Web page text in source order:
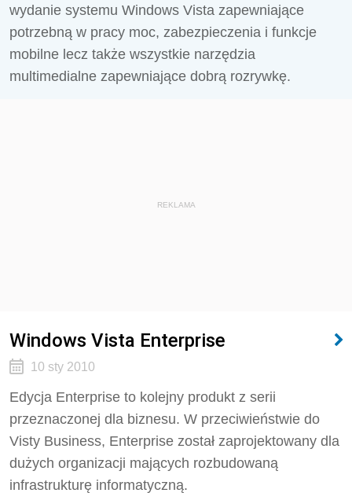
wydanie systemu Windows Vista zapewniające
potrzebną w pracy moc, zabezpieczenia i funkcje
mobilne lecz także wszystkie narzędzia
multimedialne zapewniające dobrą rozrywkę.
REKLAMA
Windows Vista Enterprise
10 sty 2010
Edycja Enterprise to kolejny produkt z serii
przeznaczonej dla biznesu. W przeciwieństwie do
Visty Business, Enterprise został zaprojektowany dla
dużych organizacji mających rozbudowaną
infrastrukturę informatyczną.